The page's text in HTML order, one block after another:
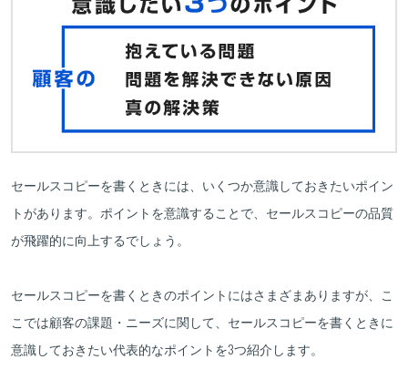
セールスコピーを書くときには、いくつか意識しておきたいポイン
トがあります。ポイントを意識することで、セールスコピーの品質
が飛躍的に向上するでしょう。
セールスコピーを書くときのポイントにはさまざまありますが、こ
こでは顧客の課題・ニーズに関して、セールスコピーを書くときに
意識しておきたい代表的なポイントを3つ紹介します。